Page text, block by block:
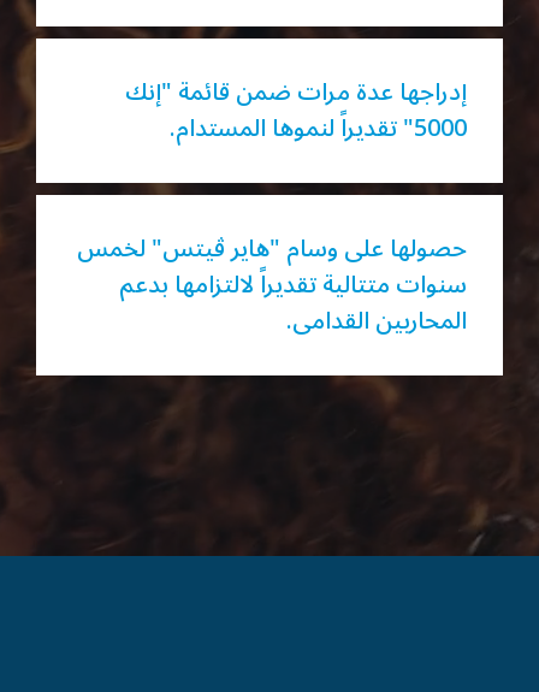
إدراجها عدة مرات ضمن قائمة "إنك
5000" تقديراً لنموها المستدام.
حصولها على وسام "هاير ڤيتس" لخمس
سنوات متتالية تقديراً لالتزامها بدعم
المحاربين القدامى.